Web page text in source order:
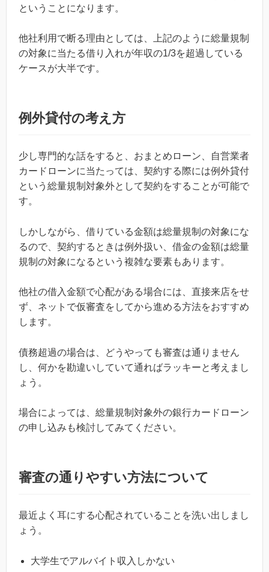
ということになります。
他社利用で断る理由としては、上記のように総量規制
の対象に当たる借り入れが年収の1/3を超過している
ケースが大半です。
例外貸付の考え方
少し専門的な話をすると、おまとめローン、自営業者
カードローンに当たっては、契約する際には例外貸付
という総量規制対象外として契約をすることが可能で
す。
しかしながら、借りている金額は総量規制の対象にな
るので、契約するときは例外扱い、借金の金額は総量
規制の対象になるという複雑な要素もあります。
他社の借入金額で心配がある場合には、直接来店をせ
ず、ネットで仮審査をしてから進める方法をおすすめ
します。
債務超過の場合は、どうやっても審査は通りません
し、何かを勘違いしていて通ればラッキーと考えまし
ょう。
場合によっては、総量規制対象外の銀行カードローン
の申し込みも検討してみてください。
審査の通りやすい方法について
最近よく耳にする心配されていることを洗い出しまし
ょう。
大学生でアルバイト収入しかない